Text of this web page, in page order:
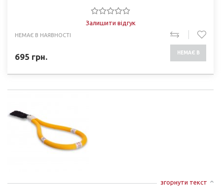
Залишити відгук
НЕМАЄ В НАЯВНОСТІ
695 грн. НЕМАЄ В
згорнути текст